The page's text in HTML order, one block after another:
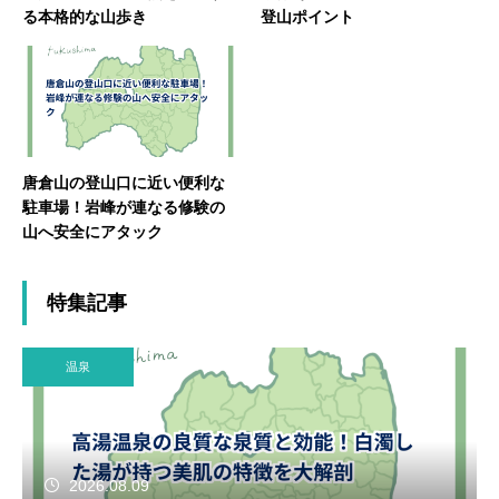
る本格的な山歩き
登山ポイント
唐倉山の登山口に近い便利な
駐車場！岩峰が連なる修験の
山へ安全にアタック
特集記事
温泉
2026.08.09